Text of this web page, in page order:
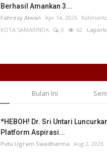
Berhasil Amankan 3...
Fahrezy Alwan Apr 14, 2026
KOTA SAMARINDA
0 62
Bulan Ini
*HEBOH! Dr. Sri Untari
Platform Aspirasi...
Putu Ugram Swadharma Aug 2, 2026